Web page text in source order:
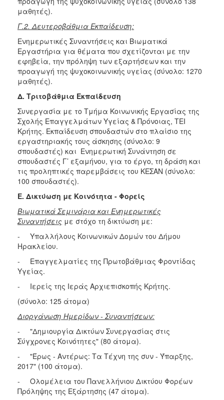
μαθητές).
Γ.2. Δευτεροβάθμια Εκπαίδευση:
Ενημερωτικές Συναντήσεις και Βιωματικά
Εργαστήρια για θέματα που σχετίζονται με την
εφηβεία, την πρόληψη των εξαρτήσεων και την
προαγωγή της ψυχοκοινωνικής υγείας (σύνολο: 1270
μαθητές).
Δ. Τριτοβάθμια Εκπαίδευση
Συνεργασία με το Τμήμα Κοινωνικής Εργασίας της
Σχολής Επαγγελμάτων Υγείας & Πρόνοιας, ΤΕΙ
Κρήτης. Εκπαίδευση σπουδαστών στο πλαίσιο της
εργαστηριακής τους άσκησης (σύνολο: 9
σπουδαστές) και Ενημερωτική Συνάντηση σε
σπουδαστές Γ’ εξαμήνου, για το έργο, τη δράση και
τις προληπτικές παρεμβάσεις του ΚΕΣΑΝ (σύνολο:
100 σπουδαστές).
Ε. Δικτύωση με Κοινότητα - Φορείς
Βιωματικά Σεμινάρια και Ενημερωτικές
Συναντήσεις με στόχο τη δικτύωση με:
- Υπαλλήλους Κοινωνικών Δομών του Δήμου
Ηρακλείου.
- Επαγγελματίες της Πρωτοβάθμιας Φροντίδας
Υγείας.
- Ιερείς της Ιεράς Αρχιεπισκοπής Κρήτης.
(σύνολο: 125 άτομα)
Διοργάνωση Ημερίδων - Συναντήσεων:
- "Δημιουργία Δικτύων Συνεργασίας στις
Σύγχρονες Κοινότητες" (80 άτομα).
- "Έρως - Αντέρως: Τα Τέχνη της συν - Ύπαρξης,
2017" (100 άτομα).
- Ολομέλεια του Πανελλήνιου Δικτύου Φορέων
Πρόληψης της Εξάρτησης (47 άτομα).